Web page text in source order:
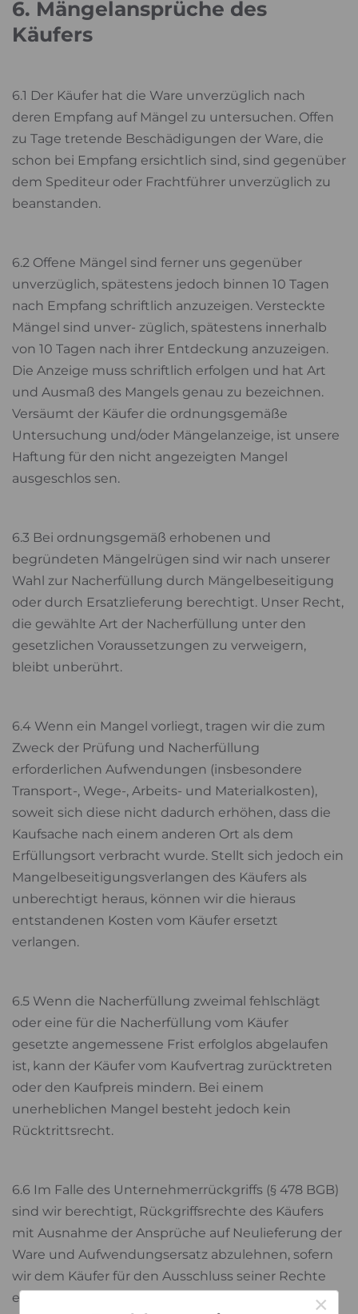
6. Mängelansprüche des
Käufers
6.1 Der Käufer hat die Ware unverzüglich nach
deren Empfang auf Mängel zu untersuchen. Offen
zu Tage tretende Beschädigungen der Ware, die
schon bei Empfang ersichtlich sind, sind gegenüber
dem Spediteur oder Frachtführer unverzüglich zu
beanstanden.
6.2 Offene Mängel sind ferner uns gegenüber
unverzüglich, spätestens jedoch binnen 10 Tagen
nach Empfang schriftlich anzuzeigen. Versteckte
Mängel sind unver- züglich, spätestens innerhalb
von 10 Tagen nach ihrer Entdeckung anzuzeigen.
Die Anzeige muss schriftlich erfolgen und hat Art
und Ausmaß des Mangels genau zu bezeichnen.
Versäumt der Käufer die ordnungsgemäße
Untersuchung und/oder Mängelanzeige, ist unsere
Haftung für den nicht angezeigten Mangel
ausgeschlos sen.
6.3 Bei ordnungsgemäß erhobenen und
begründeten Mängelrügen sind wir nach unserer
Wahl zur Nacherfüllung durch Mängelbeseitigung
oder durch Ersatzlieferung berechtigt. Unser Recht,
die gewählte Art der Nacherfüllung unter den
gesetzlichen Voraussetzungen zu verweigern,
bleibt unberührt.
6.4 Wenn ein Mangel vorliegt, tragen wir die zum
Zweck der Prüfung und Nacherfüllung
erforderlichen Aufwendungen (insbesondere
Transport-, Wege-, Arbeits- und Materialkosten),
soweit sich diese nicht dadurch erhöhen, dass die
Kaufsache nach einem anderen Ort als dem
Erfüllungsort verbracht wurde. Stellt sich jedoch ein
Mangelbeseitigungsverlangen des Käufers als
unberechtigt heraus, können wir die hieraus
entstandenen Kosten vom Käufer ersetzt
verlangen.
6.5 Wenn die Nacherfüllung zweimal fehlschlägt
oder eine für die Nacherfüllung vom Käufer
gesetzte angemessene Frist erfolglos abgelaufen
ist, kann der Käufer vom Kaufvertrag zurücktreten
oder den Kaufpreis mindern. Bei einem
unerheblichen Mangel besteht jedoch kein
Rücktrittsrecht.
6.6 Im Falle des Unternehmerrückgriffs (§ 478 BGB)
sind wir berechtigt, Rückgriffsrechte des Käufers
mit Ausnahme der Ansprüche auf Neulieferung der
Ware und Aufwendungsersatz abzulehnen, sofern
wir dem Käufer für den Ausschluss seiner Rechte
einen gleichwertigen Ausgleich einräumen.
×